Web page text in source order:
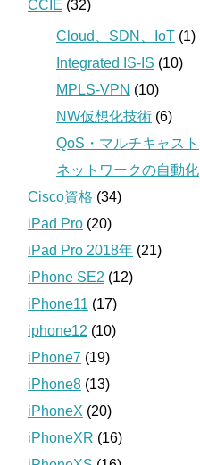
CCIE (32)
Cloud、SDN、IoT (1)
Integrated IS-IS (10)
MPLS-VPN (10)
NW仮想化技術 (6)
QoS・マルチキャスト
ネットワークの自動化
Cisco資格 (34)
iPad Pro (20)
iPad Pro 2018年 (21)
iPhone SE2 (12)
iPhone11 (17)
iphone12 (10)
iPhone7 (19)
iPhone8 (13)
iPhoneX (20)
iPhoneXR (16)